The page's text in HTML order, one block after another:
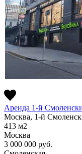
Аренда 1-й
Москва, 1-й
413 м2
Москва
3 000 000 руб.